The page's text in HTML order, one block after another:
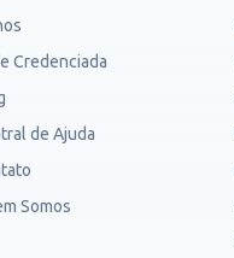
Credenciada
de Ajuda
Somos